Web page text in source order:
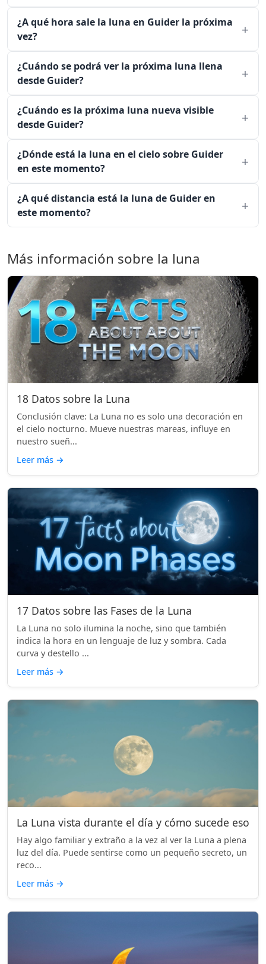
¿A qué hora sale la luna en Guider la próxima
vez?
¿Cuándo se podrá ver la próxima luna llena
desde Guider?
¿Cuándo es la próxima luna nueva visible
desde Guider?
¿Dónde está la luna en el cielo sobre Guider
en este momento?
¿A qué distancia está la luna de Guider en
este momento?
Más información sobre la luna
18 Datos sobre la Luna
Conclusión clave: La Luna no es solo una decoración en
el cielo nocturno. Mueve nuestras mareas, influye en
nuestro sueñ...
Leer más →
17 Datos sobre las Fases de la Luna
La Luna no solo ilumina la noche, sino que también
indica la hora en un lenguaje de luz y sombra. Cada
curva y destello ...
Leer más →
La Luna vista durante el día y cómo sucede eso
Hay algo familiar y extraño a la vez al ver la Luna a plena
luz del día. Puede sentirse como un pequeño secreto, un
reco...
Leer más →